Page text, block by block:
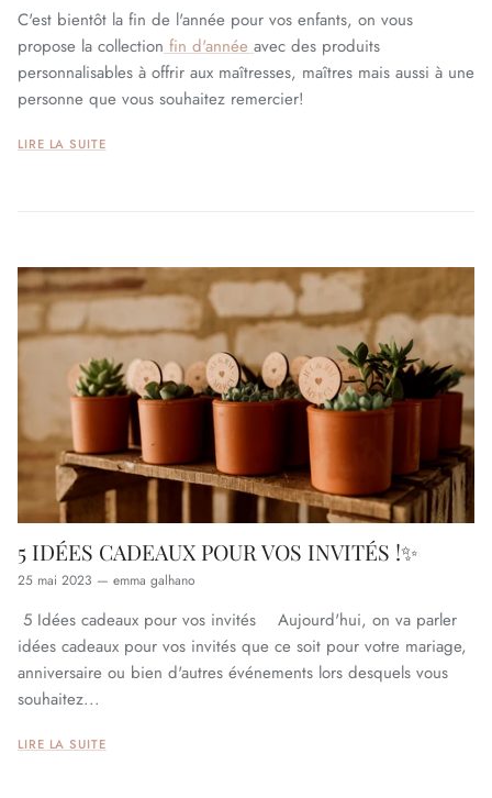
C'est bientôt la fin de l'année pour vos enfants, on vous
propose la collection fin d'année avec des produits
personnalisables à offrir aux maîtresses, maîtres mais aussi à une
personne que vous souhaitez remercier!
LIRE LA SUITE
5 IDÉES CADEAUX POUR VOS INVITÉS !✨
25 mai 2023 — emma galhano
5 Idées cadeaux pour vos invités Aujourd'hui, on va parler
idées cadeaux pour vos invités que ce soit pour votre mariage,
anniversaire ou bien d'autres événements lors desquels vous
souhaitez...
LIRE LA SUITE